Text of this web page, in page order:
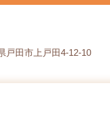
戸田市上戸田4-12-10